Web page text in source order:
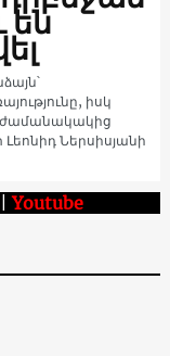
են
իսկ
Ներսիսյանի
|Youtube